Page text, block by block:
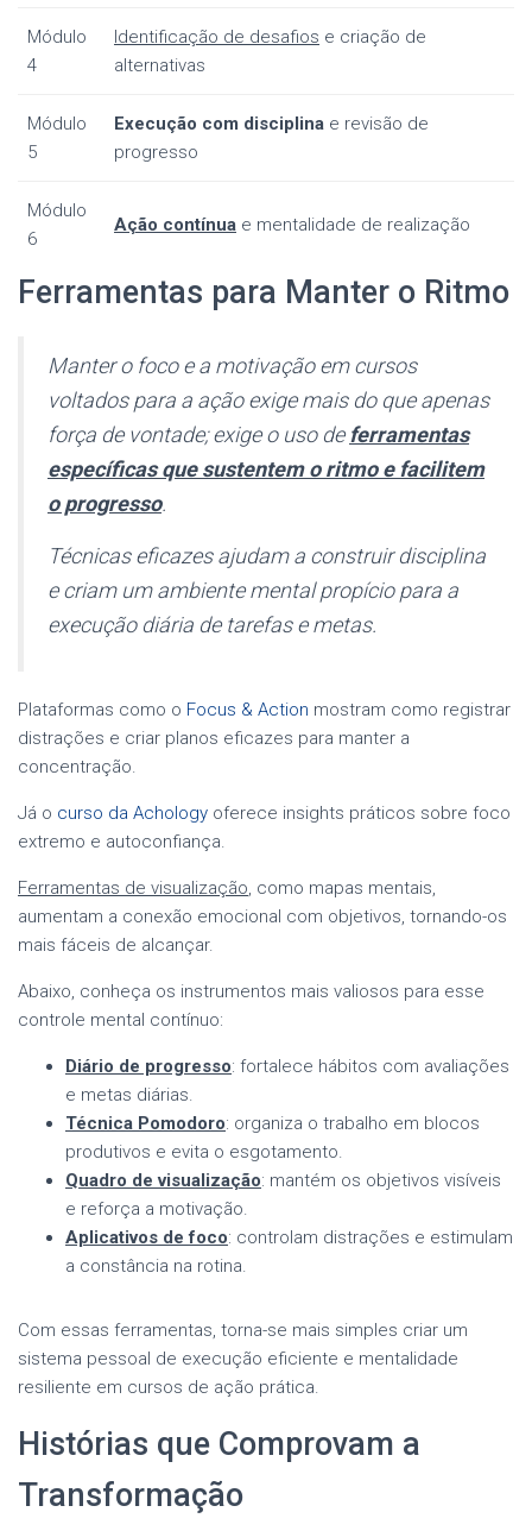
Módulo
4
Identificação de desafios e criação de
alternativas
Módulo
5
Execução com disciplina e revisão de
progresso
Módulo
6
Ação contínua e mentalidade de realização
Ferramentas para Manter o Ritmo
Manter o foco e a motivação em cursos
voltados para a ação exige mais do que apenas
força de vontade; exige o uso deferramentas
específicas que sustentem o ritmo e facilitem
o progresso.
Técnicas eficazes ajudam a construir disciplina
e criam um ambiente mental propício para a
execução diária de tarefas e metas.
Plataformas como o Focus & Action mostram como registrar
distrações e criar planos eficazes para manter a
concentração.
Já o curso da Achology oferece insights práticos sobre foco
extremo e autoconfiança.
Ferramentas de visualização, como mapas mentais,
aumentam a conexão emocional com objetivos, tornando-os
mais fáceis de alcançar.
Abaixo, conheça os instrumentos mais valiosos para esse
controle mental contínuo:
Diário de progresso: fortalece hábitos com avaliações
e metas diárias.
Técnica Pomodoro: organiza o trabalho em blocos
produtivos e evita o esgotamento.
Quadro de visualização: mantém os objetivos visíveis
e reforça a motivação.
Aplicativos de foco: controlam distrações e estimulam
a constância na rotina.
Com essas ferramentas, torna-se mais simples criar um
sistema pessoal de execução eficiente e mentalidade
resiliente em cursos de ação prática.
Histórias que Comprovam a
Transformação